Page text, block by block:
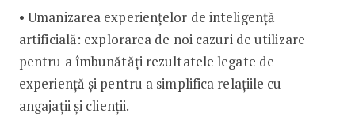
• Umanizarea experiențelor de inteligență
artificială: explorarea de noi cazuri de utilizare
pentru a îmbunătăți rezultatele legate de
experiență și pentru a simplifica relațiile cu
angajații și clienții.